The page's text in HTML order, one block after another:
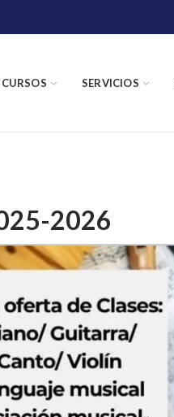
SERVICIOS
2026